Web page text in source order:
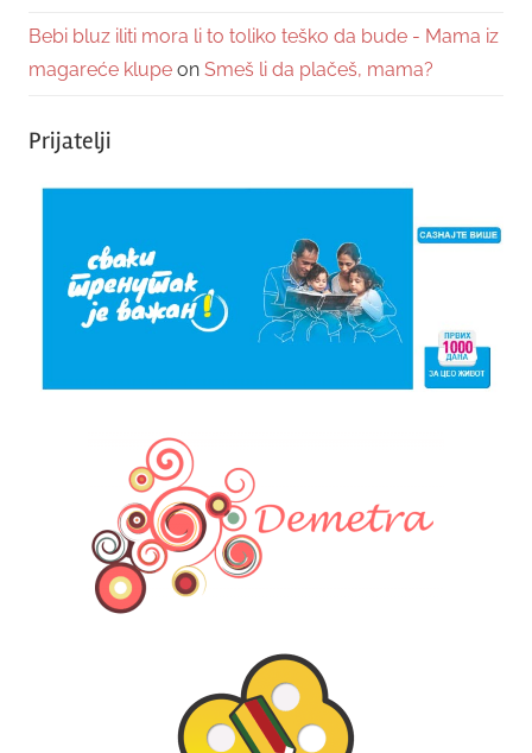
Bebi bluz iliti mora li to toliko teško da bude - Mama iz
magareće klupe on Smeš li da plačeš, mama?
Prijatelji